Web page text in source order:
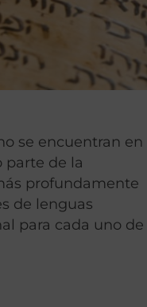
se encuentran en
parte de la
profundamente
de lenguas
para cada uno de